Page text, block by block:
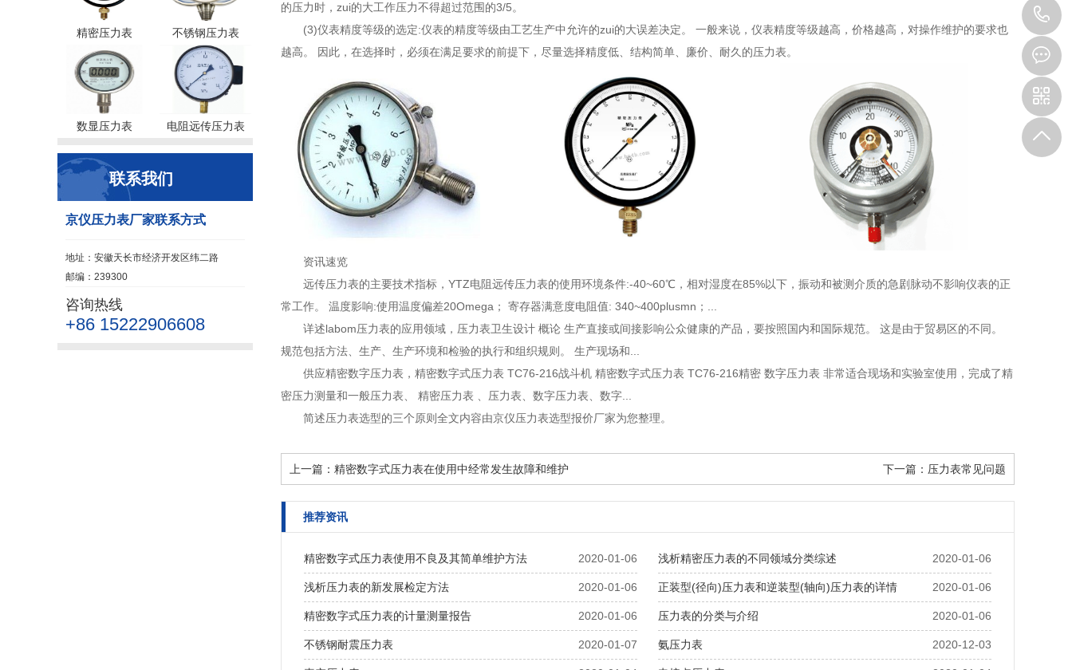
精密压力表 不锈钢压力表
数显压力表 电阻远传压力表
联系我们
京仪压力表厂家联系方式
地址：安徽天长市经济开发区纬二路
邮编：239300
咨询热线
+86 15222906608
的压力时，zui的大工作压力不得超过范围的3/5。
(3)仪表精度等级的选定:仪表的精度等级由工艺生产中允许的zui的大误差决定。 一般来说，仪表精度等级越高，价格越高，对操作维护的要求也
越高。 因此，在选择时，必须在满足要求的前提下，尽量选择精度低、结构简单、廉价、耐久的压力表。
资讯速览
远传压力表的主要技术指标 ，YTZ电阻远传压力表的使用环境条件:-40~60℃，相对湿度在85%以下，振动和被测介质的急剧脉动不影响仪表的正
常工作。 温度影响:使用温度偏差20Omega； 寄存器满意度电阻值: 340~400plusmn；...
详述labom压力表的应用领域 ，压力表卫生设计 概论 生产直接或间接影响公众健康的产品，要按照国内和国际规范。 这是由于贸易区的不同。
规范包括方法、生产、生产环境和检验的执行和组织规则。 生产现场和...
供应精密数字压力表 ，精密数字式压力表 TC76-216战斗机 精密数字式压力表 TC76-216精密 数字压力表 非常适合现场和实验室使用，完成了精
密压力测量和一般压力表、 精密压力表 、压力表、数字压力表、数字...
简述压力表选型的三个原则全文内容由京仪压力表选型报价厂家为您整理。
上一篇： 精密数字式压力表在使用中经常发生故障和维护 下一篇： 压力表常见问题
推荐资讯
2020-01-06
精密数字式压力表使用不良及其简单维护方法 2020-01-06
浅析精密压力表的不同领域分类综述
2020-01-06
浅析压力表的新发展检定方法 2020-01-06
正装型(径向)压力表和逆装型(轴向)压力表的详情
2020-01-06
精密数字式压力表的计量测量报告 2020-01-06
压力表的分类与介绍
2020-01-07
不锈钢耐震压力表 2020-12-03
氨压力表